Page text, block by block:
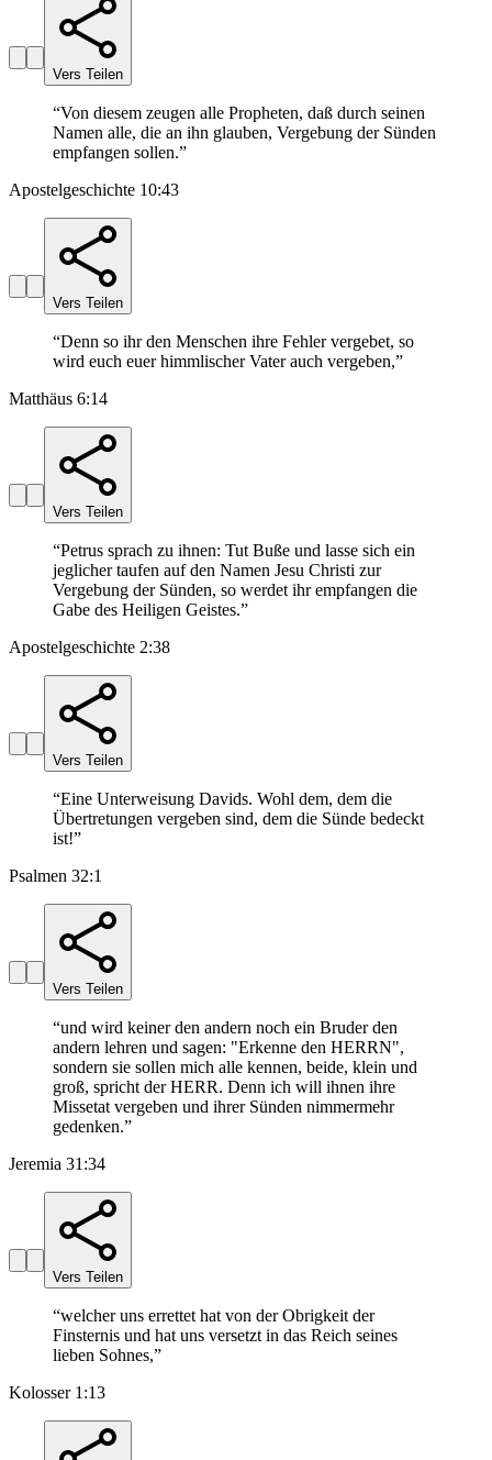
Vers Teilen
“Von diesem zeugen alle Propheten, daß durch seinen
Namen alle, die an ihn glauben, Vergebung der Sünden
empfangen sollen.”
Apostelgeschichte 10:43
Vers Teilen
“Denn so ihr den Menschen ihre Fehler vergebet, so
wird euch euer himmlischer Vater auch vergeben,”
Matthäus 6:14
Vers Teilen
“Petrus sprach zu ihnen: Tut Buße und lasse sich ein
jeglicher taufen auf den Namen Jesu Christi zur
Vergebung der Sünden, so werdet ihr empfangen die
Gabe des Heiligen Geistes.”
Apostelgeschichte 2:38
Vers Teilen
“Eine Unterweisung Davids. Wohl dem, dem die
Übertretungen vergeben sind, dem die Sünde bedeckt
ist!”
Psalmen 32:1
Vers Teilen
“und wird keiner den andern noch ein Bruder den
andern lehren und sagen: "Erkenne den HERRN",
sondern sie sollen mich alle kennen, beide, klein und
groß, spricht der HERR. Denn ich will ihnen ihre
Missetat vergeben und ihrer Sünden nimmermehr
gedenken.”
Jeremia 31:34
Vers Teilen
“welcher uns errettet hat von der Obrigkeit der
Finsternis und hat uns versetzt in das Reich seines
lieben Sohnes,”
Kolosser 1:13